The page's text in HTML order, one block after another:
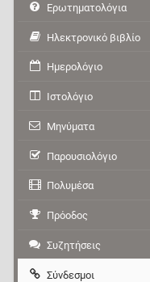
Ερωτηματολόγια
Ηλεκτρονικό βιβλίο
Ημερολόγιο
Ιστολόγιο
Μηνύματα
Παρουσιολόγιο
Πολυμέσα
Πρόοδος
Συζητήσεις
Σύνδεσμοι